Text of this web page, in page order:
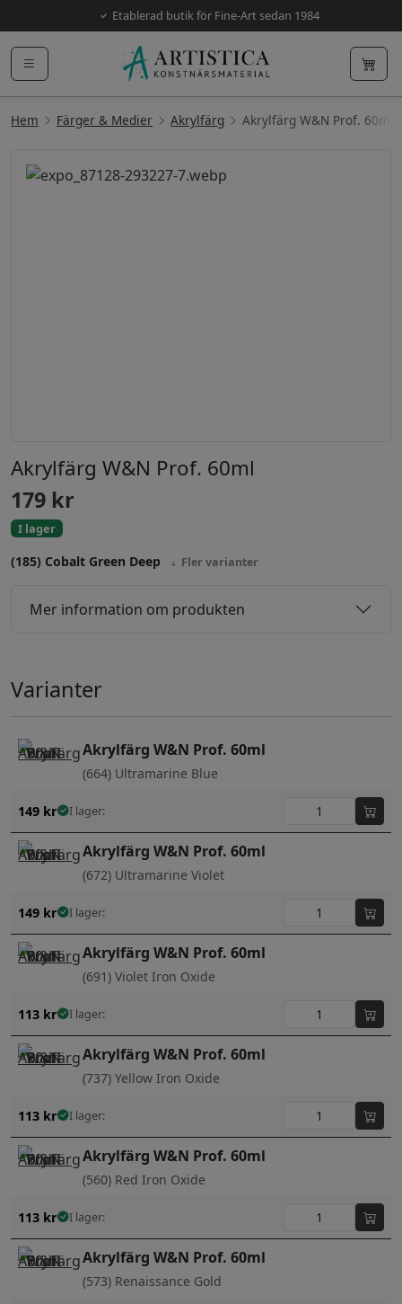
Etablerad butik för Fine-Art sedan 1984
Hem Färger & Medier Akrylfärg Akrylfärg W&N Prof. 60ml
Akrylfärg W&N Prof. 60ml
179 kr
I lager
(185) Cobalt Green Deep Fler varianter
Mer information om produkten
Varianter
Akrylfärg W&N Prof. 60ml
(664) Ultramarine Blue
149 kr I lager:
Akrylfärg W&N Prof. 60ml
(672) Ultramarine Violet
149 kr I lager:
Akrylfärg W&N Prof. 60ml
(691) Violet Iron Oxide
113 kr I lager:
Akrylfärg W&N Prof. 60ml
(737) Yellow Iron Oxide
113 kr I lager:
Akrylfärg W&N Prof. 60ml
(560) Red Iron Oxide
113 kr I lager:
Akrylfärg W&N Prof. 60ml
(573) Renaissance Gold